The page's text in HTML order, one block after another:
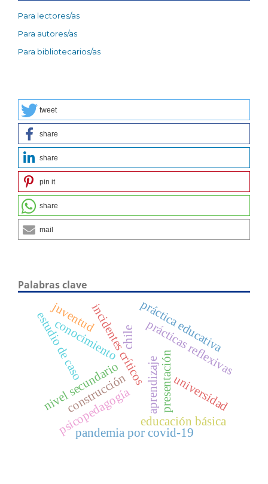
Para lectores/as
Para autores/as
Para bibliotecarios/as
tweet
share
share
pin it
share
mail
Palabras clave
presentación
prácticas reflexivas
incidentes críticos
nivel secundario
educación básica
aprendizaje
conocimiento
construcción universidad
psicopedagogía
práctica educativa
estudio de caso
pandemia por covid-19
chile
juventud